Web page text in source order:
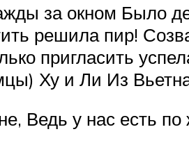
за окном Было
решила пир!
пригласить
Ху и Ли Из
Ведь у нас есть